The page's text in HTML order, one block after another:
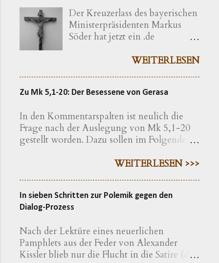
Der Kreuzerlass des bayerischen
Ministerpräsidenten Markus
Söder hat jetzt ein .de
Der Vorgang gibt sich im
erkennen. Die »Ökumenische
evangelischer Professoren und
Hochschullehrer der Theologie
zum bayerischen Kreuzerlass am
präzisiert als eine Erklärung von
»aus Bayern stammenden oder
in Bayern lehrenden
christlichen Theologen« – so
werden die Erstunterzeichner
vorgestellt. Dass Bayern noch
auf eine Weise der Tradition
verbunden ist, wie es andere
Landstriche nicht mehr kennen,
WEITERLESEN
Zu Mk 5,1-20: Der Besessene von Gerasa
In den Kommentarspalten ist neulich die
Frage nach der Auslegung von Mk 5,1-20
gestellt worden. Dazu sollen im Folgenden
werden. Der Text findet sich in der
Elberfelder Bibel hier Eine erweiterte
Geschichte Auf den ersten Blick macht die
Eindruck: Sie bietet eine Einleitung, in der
die Situation geschildert und die Krankheit
beschrieben wird (VV.1-5); sie erzählt die
WEITERLESEN >>>
In sieben Schritten zur Polemik gegen den
Dialog-Prozess
Nach der Lektüre eines neuerlichen
Pamphlets aus der Feder von Alexander
Kissler blieb nur die Flucht in die Satire (die